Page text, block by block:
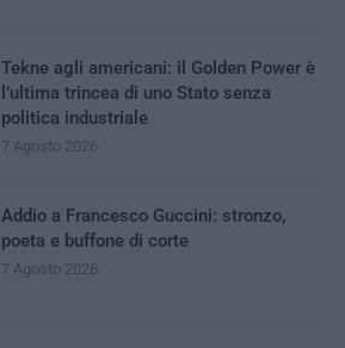
Tekne agli americani: il Golden Power è
l’ultima trincea di uno Stato senza
politica industriale
7 Agosto 2026
Addio a Francesco Guccini: stronzo,
poeta e buffone di corte
7 Agosto 2026